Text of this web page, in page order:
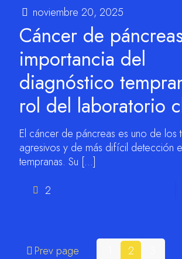
noviembre 20, 2025
Cáncer de
importancia del
diagnóstico
rol del laboratorio
El cáncer de páncreas es uno de los
agresivos y de más difícil detección
tempranas. Su […]
2
Prev page 2